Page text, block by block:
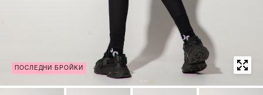
ПОСЛЕДНИ БРОЙКИ